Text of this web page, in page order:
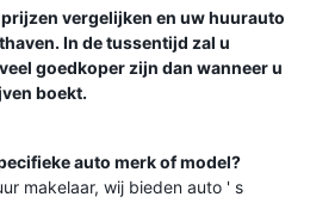
vergelijken en uw huurauto
. In de tussentijd zal u
goedkoper zijn dan wanneer u
boekt.
auto merk of model?
makelaar, wij bieden auto ' s